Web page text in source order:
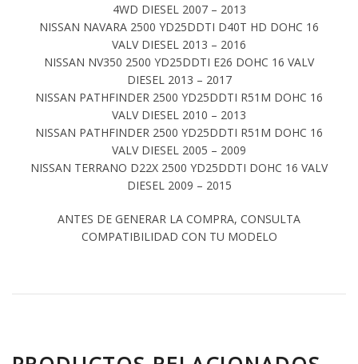
4WD DIESEL 2007 – 2013
NISSAN NAVARA 2500 YD25DDTI D40T HD DOHC 16
VALV DIESEL 2013 – 2016
NISSAN NV350 2500 YD25DDTI E26 DOHC 16 VALV
DIESEL 2013 – 2017
NISSAN PATHFINDER 2500 YD25DDTI R51M DOHC 16
VALV DIESEL 2010 – 2013
NISSAN PATHFINDER 2500 YD25DDTI R51M DOHC 16
VALV DIESEL 2005 – 2009
NISSAN TERRANO D22X 2500 YD25DDTI DOHC 16 VALV
DIESEL 2009 – 2015
ANTES DE GENERAR LA COMPRA, CONSULTA
COMPATIBILIDAD CON TU MODELO